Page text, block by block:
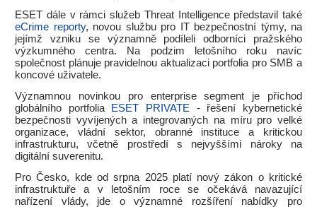
ESET dále v rámci služeb Threat Intelligence představil také
eCrime reporty, novou službu pro IT bezpečnostní týmy, na
jejímž vzniku se významně podíleli odborníci pražského
výzkumného centra. Na podzim letošního roku navíc
společnost plánuje pravidelnou aktualizaci portfolia pro SMB a
koncové uživatele.
Významnou novinkou pro enterprise segment je příchod
globálního portfolia
ESET PRIVATE - řešení kybernetické
bezpečnosti vyvíjených a integrovaných na míru pro velké
organizace, vládní sektor, obranné instituce a kritickou
infrastrukturu, včetně prostředí s nejvyššími nároky na
digitální suverenitu.
Pro Česko, kde od srpna 2025 platí nový zákon o kritické
infrastruktuře a v letošním roce se očekává navazující
nařízení vlády, jde o významné rozšíření nabídky pro